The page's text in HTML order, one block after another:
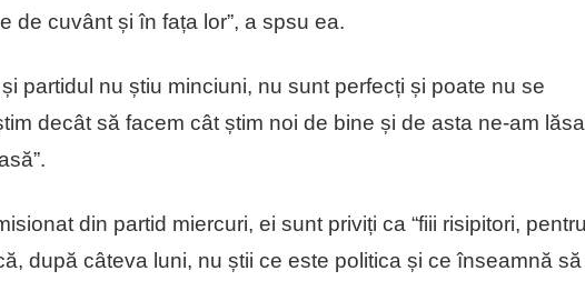
de cuvânt și în fața lor”, a spsu ea.
partidul nu știu minciuni, nu sunt perfecți și poate nu se
decât să facem cât știm noi de bine și de asta ne-am
din partid miercuri, ei sunt priviți ca “fiii risipitori, pentru
după câteva luni, nu știi ce este politica și ce înseamnă să